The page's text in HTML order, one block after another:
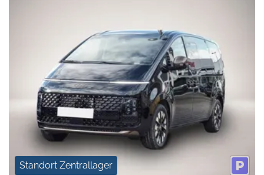
Standort Zentrallager